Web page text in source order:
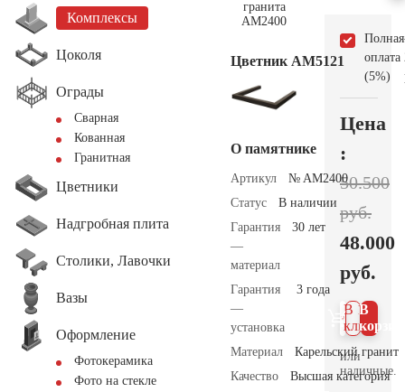
Комплексы
Цоколя
Ограды
Сварная
Кованная
Гранитная
Цветники
Надгробная плита
Столики, Лавочки
Вазы
Оформление
Фотокерамика
Фото на стекле
Цветник АМ5121
О памятнике
Артикул
№ AM2400
Статус
В наличии
Гарантия
—
материал
30 лет
Гарантия
—
установка
3 года
Материал
Карельский гранит
Качество
Высшая категория
Полная
оплата
(5%)
Цена
:
50.500
руб.
48.000
руб.
В
В 1
клик
или
наличные.